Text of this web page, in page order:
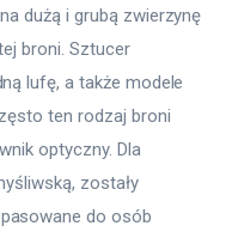
dużą i grubą zwierzynę
broni. Sztucer
lufę, a także modele
ten rodzaj broni
optyczny. Dla
zostały
do osób